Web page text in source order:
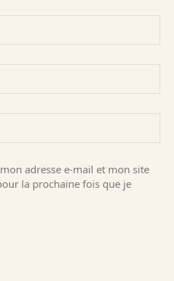
adresse e-mail et mon site
la prochaine fois que je